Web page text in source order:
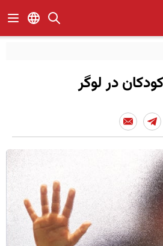
در لوگر